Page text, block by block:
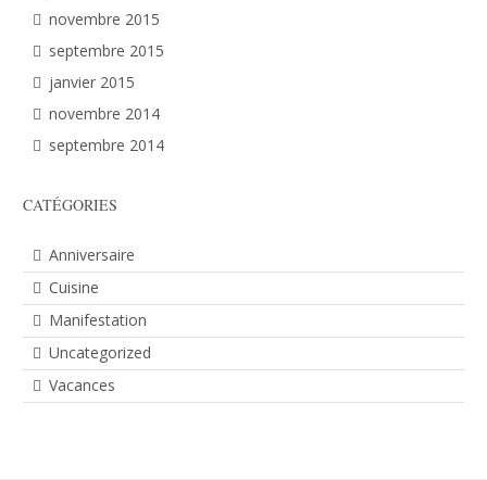
novembre 2015
septembre 2015
janvier 2015
novembre 2014
septembre 2014
CATÉGORIES
Anniversaire
Cuisine
Manifestation
Uncategorized
Vacances